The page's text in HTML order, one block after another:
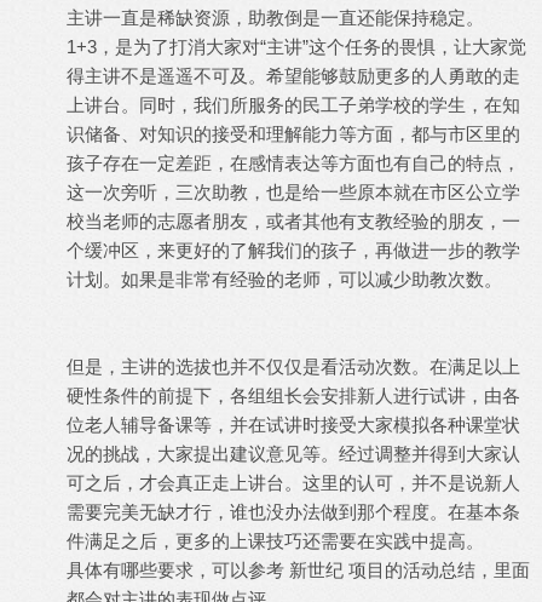
主讲一直是稀缺资源，助教倒是一直还能保持稳定。
1+3，是为了打消大家对“主讲”这个任务的畏惧，让大家觉
得主讲不是遥遥不可及。希望能够鼓励更多的人勇敢的走
上讲台。同时，我们所服务的民工子弟学校的学生，在知
识储备、对知识的接受和理解能力等方面，都与市区里的
孩子存在一定差距，在感情表达等方面也有自己的特点，
这一次旁听，三次助教，也是给一些原本就在市区公立学
校当老师的志愿者朋友，或者其他有支教经验的朋友，一
个缓冲区，来更好的了解我们的孩子，再做进一步的教学
计划。如果是非常有经验的老师，可以减少助教次数。
但是，主讲的选拔也并不仅仅是看活动次数。在满足以上
硬性条件的前提下，各组组长会安排新人进行试讲，由各
位老人辅导备课等，并在试讲时接受大家模拟各种课堂状
况的挑战，大家提出建议意见等。经过调整并得到大家认
可之后，才会真正走上讲台。这里的认可，并不是说新人
需要完美无缺才行，谁也没办法做到那个程度。在基本条
件满足之后，更多的上课技巧还需要在实践中提高。
具体有哪些要求，可以参考 新世纪 项目的活动总结，里面